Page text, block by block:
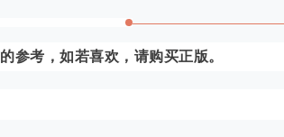
参考，如若喜欢，请购买正版。